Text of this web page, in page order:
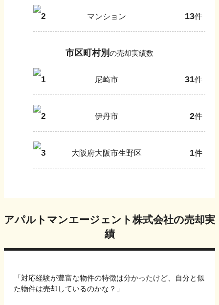
2 マンション 13件
市区町村別 の売却実績数
1 尼崎市 31件
2 伊丹市 2件
3 大阪府大阪市生野区 1件
アパルトマンエージェント株式会社の売却実
績
「対応経験が豊富な物件の特徴は分かったけど、自分と似
た物件は売却しているのかな？」